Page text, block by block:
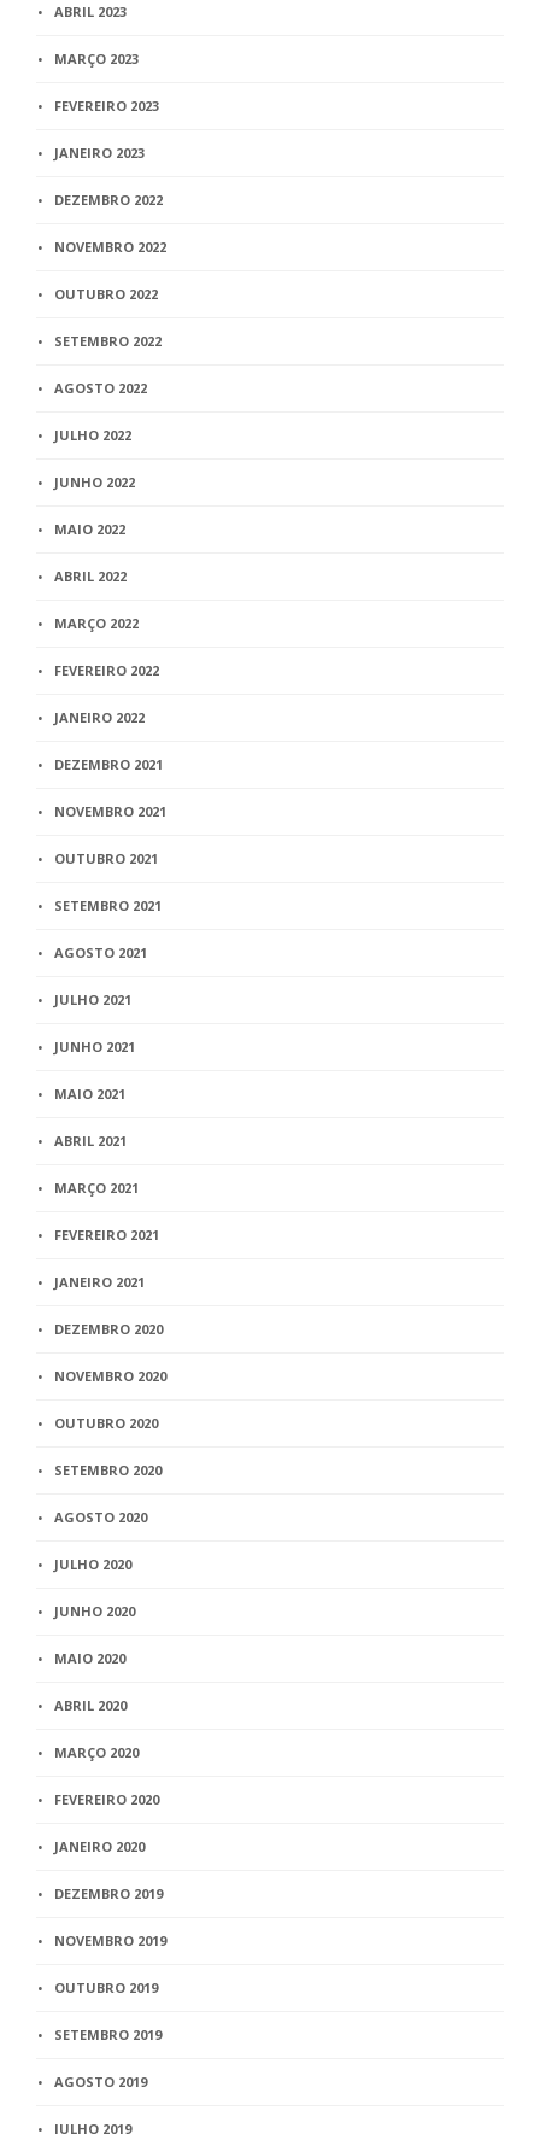
ABRIL 2023
MARÇO 2023
FEVEREIRO 2023
JANEIRO 2023
DEZEMBRO 2022
NOVEMBRO 2022
OUTUBRO 2022
SETEMBRO 2022
AGOSTO 2022
JULHO 2022
JUNHO 2022
MAIO 2022
ABRIL 2022
MARÇO 2022
FEVEREIRO 2022
JANEIRO 2022
DEZEMBRO 2021
NOVEMBRO 2021
OUTUBRO 2021
SETEMBRO 2021
AGOSTO 2021
JULHO 2021
JUNHO 2021
MAIO 2021
ABRIL 2021
MARÇO 2021
FEVEREIRO 2021
JANEIRO 2021
DEZEMBRO 2020
NOVEMBRO 2020
OUTUBRO 2020
SETEMBRO 2020
AGOSTO 2020
JULHO 2020
JUNHO 2020
MAIO 2020
ABRIL 2020
MARÇO 2020
FEVEREIRO 2020
JANEIRO 2020
DEZEMBRO 2019
NOVEMBRO 2019
OUTUBRO 2019
SETEMBRO 2019
AGOSTO 2019
JULHO 2019